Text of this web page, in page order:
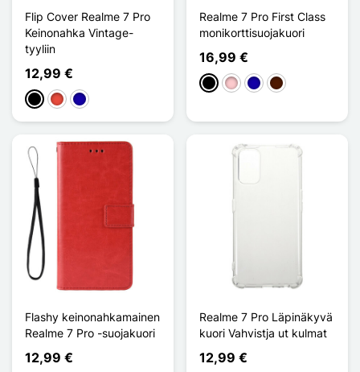
Flip Cover Realme 7 Pro
Keinonahka Vintage-
tyyliin
12,99 €
MustaPunainenBleu Foncé
Realme 7 Pro First Class
monikorttisuojakuori
16,99 €
MustaPinkkiBleu Foncé
Marron Foncé
Flashy keinonahkamainen
Realme 7 Pro -suojakuori
12,99 €
Realme 7 Pro Läpinäkyvä
kuori Vahvistja ut kulmat
12,99 €